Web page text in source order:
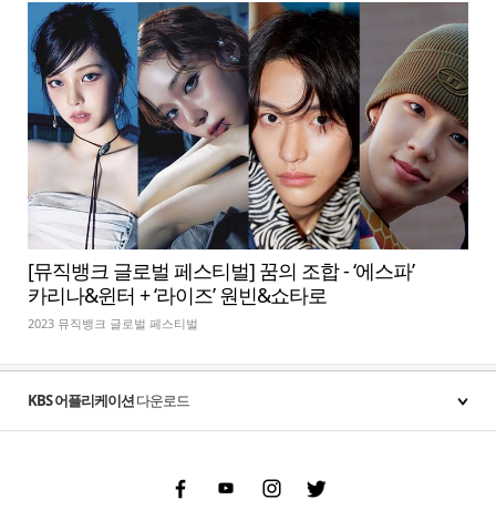
[뮤직뱅크 글로벌 페스티벌] 꿈의 조합 - ‘에스파’
카리나&윈터 + ‘라이즈’ 원빈&쇼타로
2023 뮤직뱅크 글로벌 페스티벌
KBS 어플리케이션다운로드
FacebookYoutubeInstgram Twitter